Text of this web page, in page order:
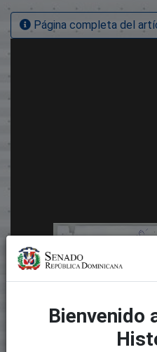
Página completa del
Bienvenido